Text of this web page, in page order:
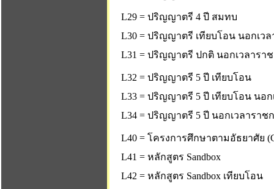
L29 = ปริญญาตรี 4 ปี สมทบ
L30 = ปริญญาตรี เทียบโอน นอกเวล
L31 = ปริญญาตรี ปกติ นอกเวลารา
L32 = ปริญญาตรี 5 ปี เทียบโอน
L33 = ปริญญาตรี 5 ปี เทียบโอน นอก
L34 = ปริญญาตรี 5 ปี นอกเวลาราช
L40 = โครงการศึกษาตามอัธยาศัย
L41 = หลักสูตร Sandbox
L42 = หลักสูตร Sandbox เทียบโอน